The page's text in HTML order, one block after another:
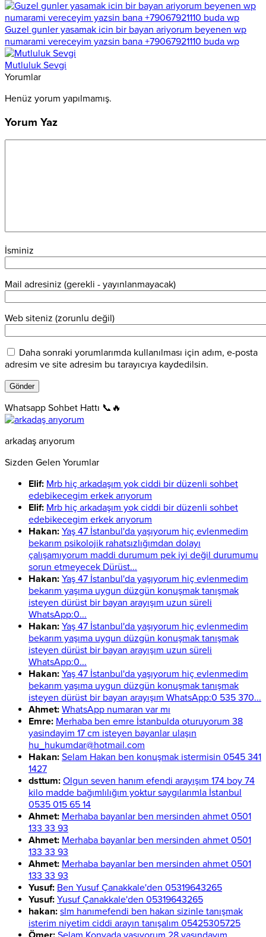
Guzel gunler yasamak icin bir bayan ariyorum beyenen wp
numarami vereceyim yazsin bana +79067921110 buda wp
Mutluluk Sevgi
Yorumlar
Henüz yorum yapılmamış.
Yorum Yaz
İsminiz
Mail adresiniz (gerekli - yayınlanmayacak)
Web siteniz (zorunlu değil)
Daha sonraki yorumlarımda kullanılması için adım, e-posta
adresim ve site adresim bu tarayıcıya kaydedilsin.
Whatsapp Sohbet Hattı 📞🔥
arkadaş arıyorum
Sizden Gelen Yorumlar
Elif: Mrb hiç arkadaşım yok ciddi bir düzenli sohbet
edebikecegim erkek arıyorum
Elif: Mrb hiç arkadaşım yok ciddi bir düzenli sohbet
edebikecegim erkek arıyorum
Hakan: Yaş 47 İstanbul'da yaşıyorum hiç evlenmedim
bekarım psikolojik rahatsızlığımdan dolayı
çalışamıyorum maddi durumum pek iyi değil durumumu
sorun etmeyecek Dürüst...
Hakan: Yaş 47 İstanbul'da yaşıyorum hiç evlenmedim
bekarım yaşıma uygun düzgün konuşmak tanışmak
isteyen dürüst bir bayan arayışım uzun süreli
WhatsApp:0...
Hakan: Yaş 47 İstanbul'da yaşıyorum hiç evlenmedim
bekarım yaşıma uygun düzgün konuşmak tanışmak
isteyen dürüst bir bayan arayışım uzun süreli
WhatsApp:0...
Hakan: Yaş 47 İstanbul'da yaşıyorum hiç evlenmedim
bekarım yaşıma uygun düzgün konuşmak tanışmak
isteyen dürüst bir bayan arayışım WhatsApp:0 535 370...
Ahmet: WhatsApp numaran var mı
Emre: Merhaba ben emre İstanbulda oturuyorum 38
yasindayim 17 cm isteyen bayanlar ulaşın
hu_hukumdar@hotmail.com
Hakan: Selam Hakan ben konuşmak istermisin 0545 341
1427
dsttum: Olgun seven hanım efendi arayışım 174 boy 74
kilo madde bağımlılığım yoktur saygılarımla İstanbul
0535 015 65 14
Ahmet: Merhaba bayanlar ben mersinden ahmet 0501
133 33 93
Ahmet: Merhaba bayanlar ben mersinden ahmet 0501
133 33 93
Ahmet: Merhaba bayanlar ben mersinden ahmet 0501
133 33 93
Yusuf: Ben Yusuf Çanakkale'den 05319643265
Yusuf: Yusuf Çanakkale'den 05319643265
hakan: slm hanımefendi ben hakan sizinle tanışmak
isterim niyetim ciddi arayın tanışalım 05425305725